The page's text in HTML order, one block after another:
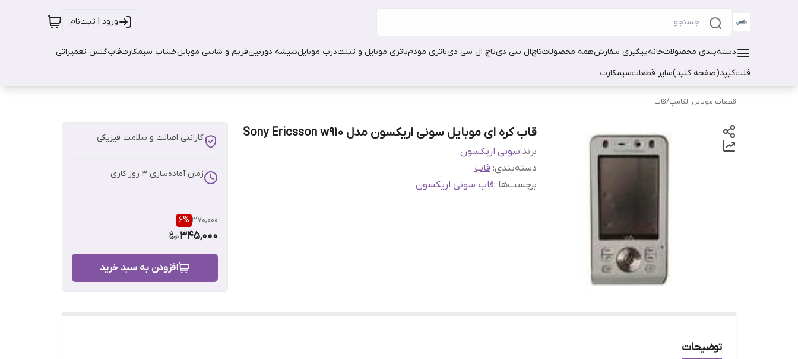
ورود | ثبت‌نام
دسته‌بندی محصولاتخانهپیگیری سفارشهمه محصولاتتاچال سی دیتاچ ال سی دیباتری مودمباتری موبایل و تبلتدرب موبایلشیشه دوربینفریم و شاسی موبایلخشاب سیمکارتقابگلس تعمیراتی
فلتکیپد(صفحه کلید)سایر قطعاتسیمکارت
قطعات موبایل الکامپ/قاب
قاب کره ای موبایل سونی اریکسون مدل Sony Ericsson w910
برند:سونی اریکسون
دسته‌بندی: قاب
برچسب‌ها :قاب سونی اریکسون
گارانتی اصالت و سلامت فیزیکی
زمان آماده‌سازی 3 روز کاری
370,000
6%
345,000
افزودن به سبد خرید
توضیحات